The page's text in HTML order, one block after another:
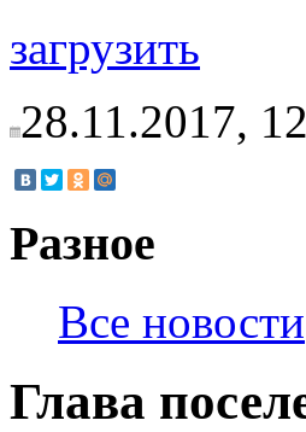
загрузить
28.11.2017,
Разное
Все новости
Глава